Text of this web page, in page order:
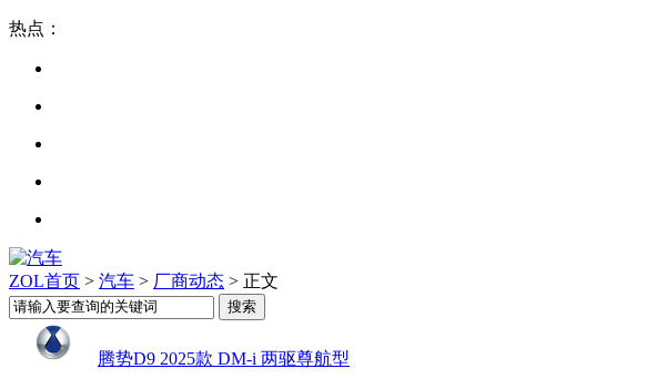
热点：
ZOL首页 > 汽车 > 厂商动态 > 正文
腾势D9 2025款 DM-i 两驱尊航型